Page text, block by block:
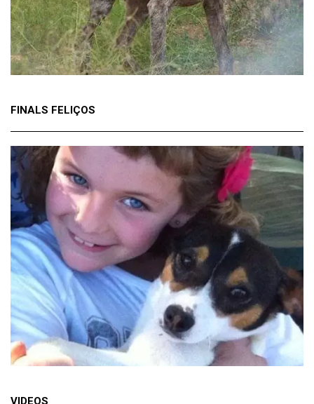
FINALS FELIÇOS
VIDEOS